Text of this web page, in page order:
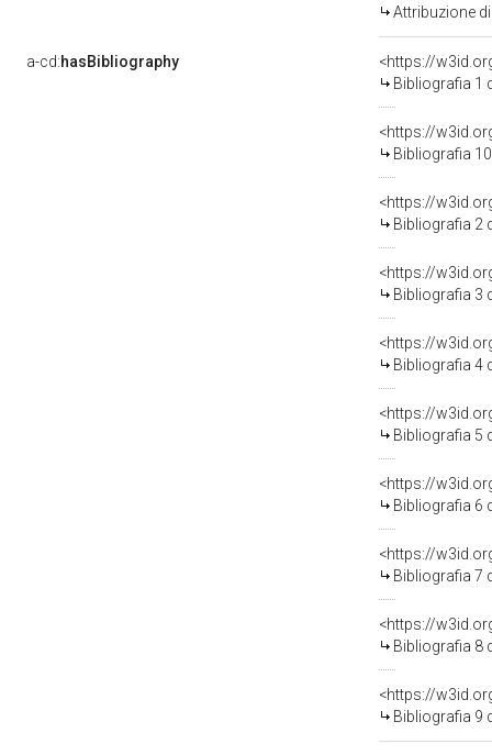
Attribuzione
a-cd:hasBibliography
<https://
Bibliografia 1
<https://
Bibliografia
<https://
Bibliografia 2
<https://
Bibliografia 3
<https://
Bibliografia 4
<https://
Bibliografia 5
<https://
Bibliografia 6
<https://
Bibliografia 7
<https://
Bibliografia 8
<https://
Bibliografia 9